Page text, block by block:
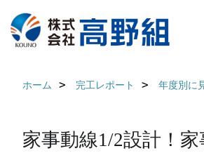
ホーム 完工レポート 年度別に
家事動線1/2設計！